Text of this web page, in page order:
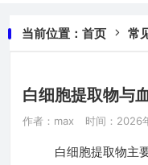
当前位置： 首页 常
白细胞提取物与
作者：max 时间：2026
白细胞提取物主